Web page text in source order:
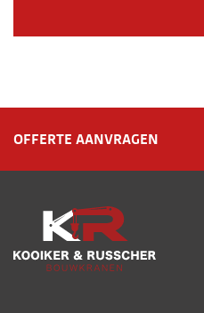
OFFERTE AANVRAGEN